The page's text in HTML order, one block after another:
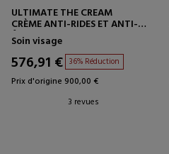
ULTIMATE THE CREAM
CRÈME ANTI-RIDES ET ANTI-
ÂGE
Soin visage
576,91 € 36% Réduction
Prix d'origine 900,00 €
3 revues